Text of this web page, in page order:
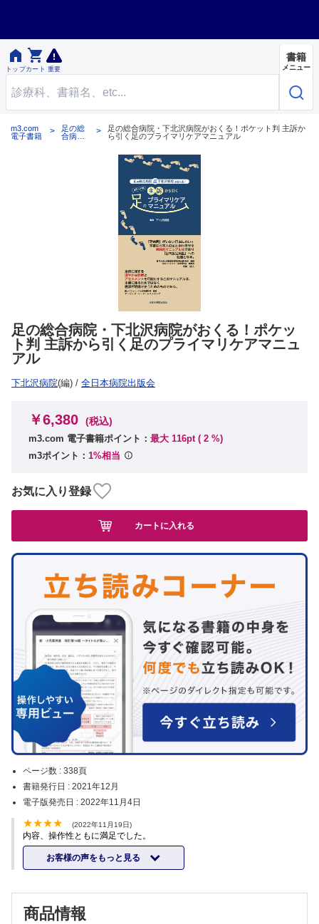

トップ

カート 重要
書籍
メニュー
m3.com
電子書籍
足の総
合病
足の総合病院・下北沢病院がおくる！ポケット判 主訴か
ら引く足のプライマリケアマニュアル
足の総合病院・下北沢病院がおくる！ポケッ
ト判 主訴から引く足のプライマリケアマニュ
アル
下北沢病院(編) / 全日本病院出版会
ページ数 : 338頁
書籍発行日 : 2021年12月
電子版発売日 : 2022年11月4日
(2022年11月19日)
内容、操作性ともに満足でした。
お客様の声をもっと見る
￥6,380 (税込)
m3.com 電子書籍ポイント： 最大 116pt ( 2 %)
m3ポイント： 1%相当
お気に入り登録
カートに入れる
商品情報